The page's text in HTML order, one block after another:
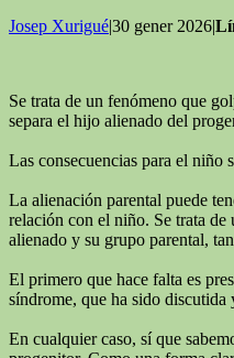
Josep Xurigué|30 gener 2026|
Se trata de un fenómeno que
separa el hijo alienado del
Las consecuencias para el niño
La alienación parental puede
relación con el niño. Se trata
alienado y su grupo parental,
El primero que hace falta es
síndrome, que ha sido
En cualquier caso, sí que